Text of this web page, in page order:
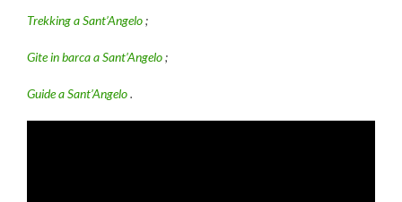
Trekking a Sant’Angelo;
Gite in barca a Sant’Angelo;
Guide a Sant’Angelo.